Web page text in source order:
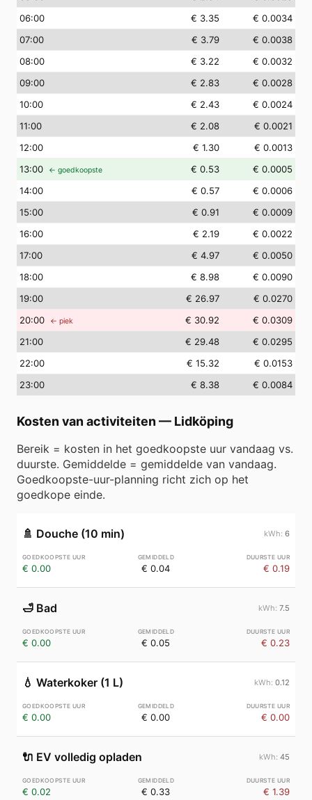
06:00 € 3.35
€ 0.0034
07:00 € 3.79
€ 0.0038
08:00 € 3.22
€ 0.0032
09:00 € 2.83
€ 0.0028
10:00 € 2.43
€ 0.0024
11:00 € 2.08
€ 0.0021
12:00 € 1.30
€ 0.0013
13:00 ← goedkoopste € 0.53
€ 0.0005
14:00 € 0.57
€ 0.0006
15:00 € 0.91
€ 0.0009
16:00 € 2.19
€ 0.0022
17:00 € 4.97
€ 0.0050
18:00 € 8.98
€ 0.0090
19:00 € 26.97
€ 0.0270
20:00 ← piek € 30.92
€ 0.0309
21:00 € 29.48
€ 0.0295
22:00 € 15.32
€ 0.0153
23:00 € 8.38 € 0.0084
Kosten van activiteiten — Lidköping
Bereik = kosten in het goedkoopste uur vandaag vs.
duurste. Gemiddelde = gemiddelde van vandaag.
Goedkoopste-uur-planning richt zich op het
goedkope einde.
🚿 Douche (10 min) 6
€ 0.00 € 0.04 € 0.19
🛁 Bad 7.5
€ 0.00 € 0.05 € 0.23
💧 Waterkoker (1 L) 0.12
€ 0.00 € 0.00 € 0.00
🔌 EV volledig opladen 45
€ 0.02 € 0.33 € 1.39